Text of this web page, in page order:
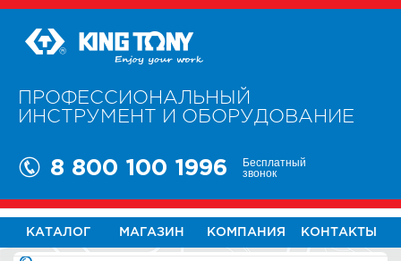
ПРОФЕССИОНАЛЬНЫЙ
ИНСТРУМЕНТ И ОБОРУДОВАНИЕ
8 800 100 1996 Бесплатный
звонок
КАТАЛОГ МАГАЗИН КОМПАНИЯ КОНТАКТЫ